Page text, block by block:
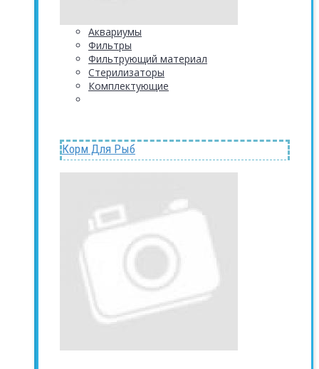
Аквариумы
Фильтры
Фильтрующий материал
Стерилизаторы
Комплектующие
Корм Для Рыб